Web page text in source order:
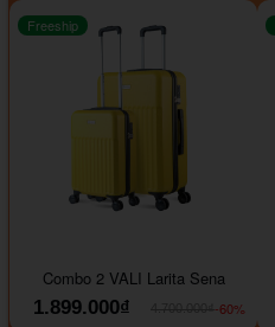
Freeship
Combo 2 VALI Larita Sena
1.899.000₫
-60%